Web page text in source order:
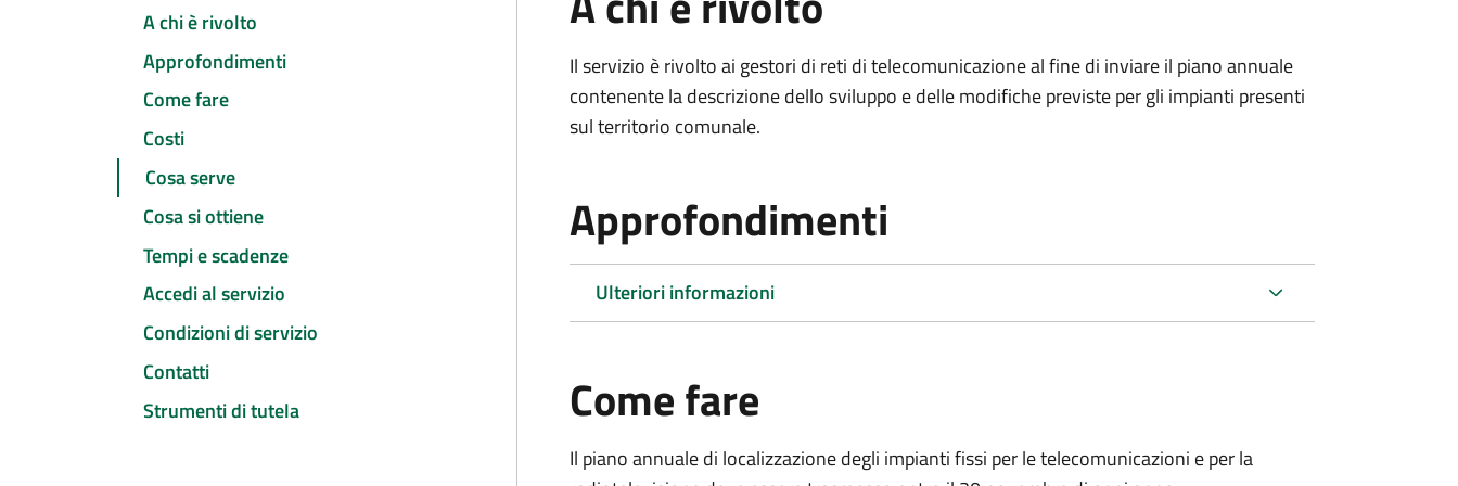
A chi è rivolto
Approfondimenti
Come fare
Costi
Cosa serve
Cosa si ottiene
Tempi e scadenze
Accedi al servizio
Condizioni di servizio
Contatti
Strumenti di tutela
Il servizio è rivolto ai gestori di reti di telecomunicazione al fine di inviare il piano annuale
contenente la descrizione dello sviluppo e delle modifiche previste per gli impianti presenti
sul territorio comunale.
Approfondimenti
Ulteriori informazioni
Come fare
Il piano annuale di localizzazione degli impianti fissi per le telecomunicazioni e per la